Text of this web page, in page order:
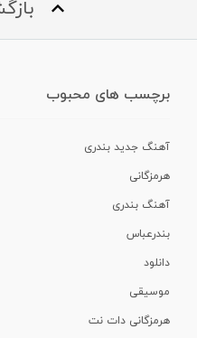
برچسب های محبوب
آهنگ جدید بندری
هرمزگانی
آهنگ بندری
بندرعباس
دانلود
موسیقی
هرمزگانی دات نت